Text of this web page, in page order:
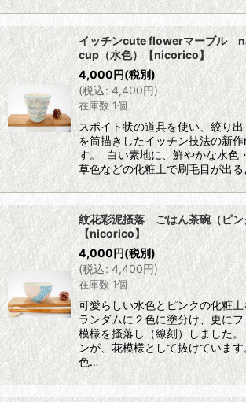
イッチンcute flowerマーブル
cup（水色）【nicorico】
4,000円(税別)
(税込: 4,400円)
在庫数 1個
スポイト状の道具を使い、絞り
を筒描きしたイッチン技法の新
す。 白い素地に、鮮やかな水色
草色などの化粧土で刷毛目が出
紋花彩泥掻落 ごはん茶碗（ピ
【nicorico】
4,000円(税別)
(税込: 4,400円)
在庫数 1個
可愛らしい水色とピンクの化粧
ランダムに２色に塗分け、更に
模様を掻落し（線刻）しました
ンが、花模様として抜けていま
色…